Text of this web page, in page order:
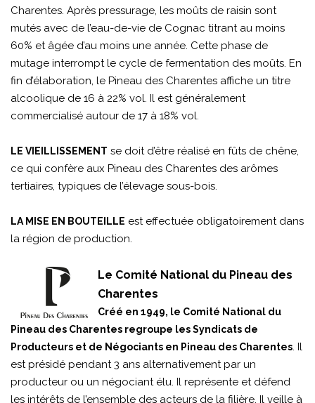
Charentes. Après pressurage, les moûts de raisin sont
mutés avec de l’eau-de-vie de Cognac titrant au moins
60% et âgée d’au moins une année. Cette phase de
mutage interrompt le cycle de fermentation des moûts. En
fin d’élaboration, le Pineau des Charentes affiche un titre
alcoolique de 16 à 22% vol. Il est généralement
commercialisé autour de 17 à 18% vol.
LE VIEILLISSEMENT se doit d’être réalisé en fûts de chêne,
ce qui confère aux Pineau des Charentes des arômes
tertiaires, typiques de l’élevage sous-bois.
LA MISE EN BOUTEILLE est effectuée obligatoirement dans
la région de production.
Le Comité National du Pineau des
Charentes
Créé en 1949, le Comité National du
Pineau des Charentes regroupe les Syndicats de
Producteurs et de Négociants en Pineau des Charentes. Il
est présidé pendant 3 ans alternativement par un
producteur ou un négociant élu. Il représente et défend
les intérêts de l’ensemble des acteurs de la filière. Il veille à